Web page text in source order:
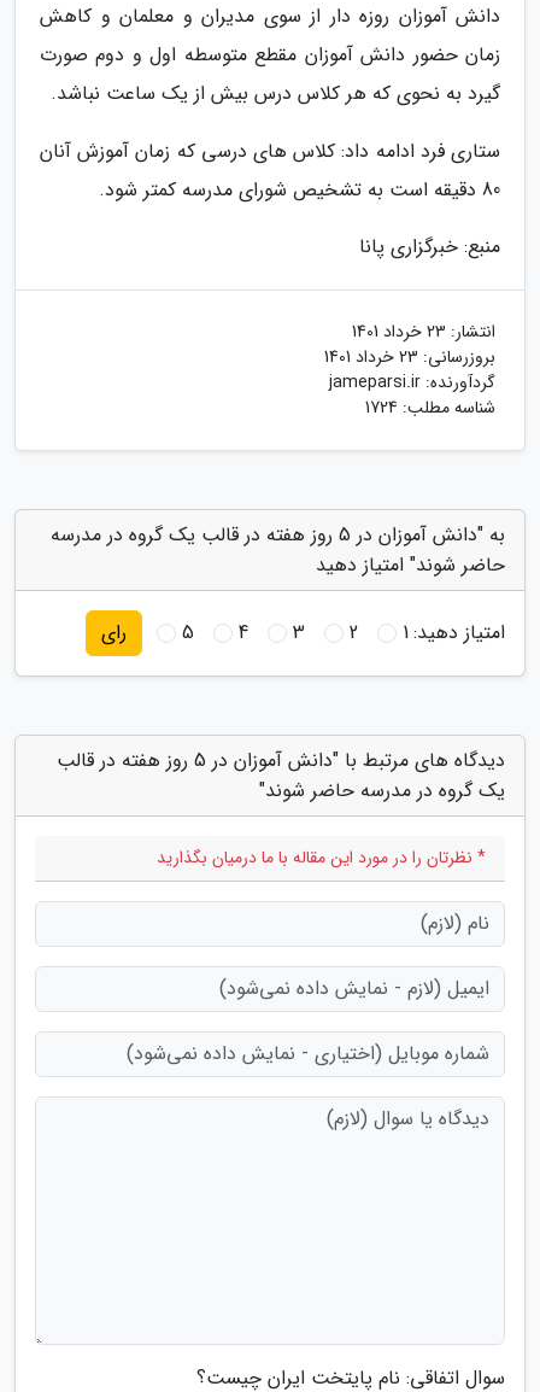
دانش آموزان روزه دار از سوی مدیران و معلمان و کاهش
زمان حضور دانش آموزان مقطع متوسطه اول و دوم صورت
گیرد به نحوی که هر کلاس درس بیش از یک ساعت نباشد.
ستاری فرد ادامه داد: کلاس های درسی که زمان آموزش آنان
80 دقیقه است به تشخیص شورای مدرسه کمتر شود.
منبع: خبرگزاری پانا
انتشار: 23 خرداد 1401
بروزرسانی: 23 خرداد 1401
گردآورنده: jameparsi.ir
شناسه مطلب: 1724
به "دانش آموزان در 5 روز هفته در قالب یک گروه در مدرسه
حاضر شوند" امتیاز دهید
امتیاز دهید:1
2
3
4
5 رای
دیدگاه های مرتبط با "دانش آموزان در 5 روز هفته در قالب
یک گروه در مدرسه حاضر شوند"
* نظرتان را در مورد این مقاله با ما درمیان بگذارید
سوال اتفاقی: نام پایتخت ایران چیست؟